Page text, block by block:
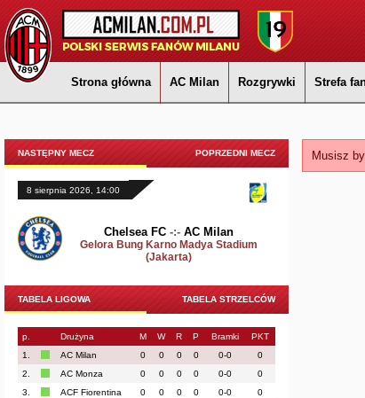
Strona główna AC Milan Rozgrywki Strefa
NASTĘPNY MECZ POPRZEDNI MECZ
8 sierpnia 2026, 14:00
Chelsea FC -:- AC Milan
Gelora Bung Karno Madya Stadium
(Jakarta)
TABELA LIGOWA TABELA STRZELCÓW
p. Drużyna M W R P Bramki
PKT
1.
AC Milan 0 0 0 0 0-0
0
2.
AC Monza 0 0 0 0 0-0
0
3.
ACF Fiorentina 0 0 0 0 0-0
0
Musisz